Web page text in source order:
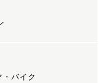
・バイク